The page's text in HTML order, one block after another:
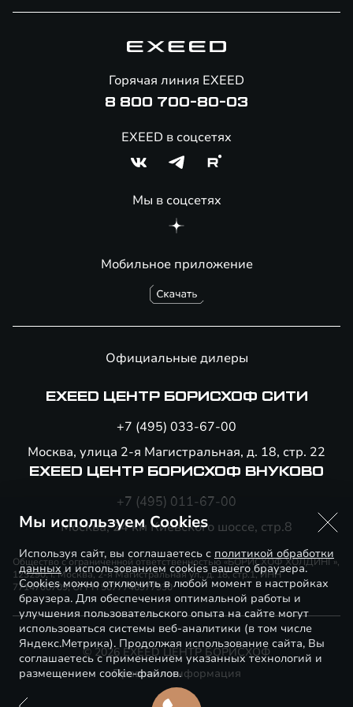
Помощь на дорогах
Специальные предложения
Мобильное приложение
Горячая линия EXEED
8 800 700-80-03
EXEED в соцсетях
Мы в соцсетях
Официальные дилеры
EXEED ЦЕНТР БОРИСХОФ СИТИ
+7 (495) 033-67-00
Москва, улица 2-я Магистральная, д. 18, стр. 22
EXEED ЦЕНТР БОРИСХОФ ВНУКОВО
+7 (495) 011-67-00
Москва, 24 км Киевского шоссе, стр.8
Общество с ограниченной ответственностью «БОРИСХОФ ХОЛДИНГ»,
123290, г. Москва, 2-я Магистральная ул., д. 18, стр.1, ИНН
7714700709, ОГРН 5077746977930
© 2026 EXEED ЦЕНТР БОРИСХОФ
Правовая информация
Мы используем Cookies
Используя сайт, вы соглашаетесь с политикой обработки
данныхи использованием cookies вашего браузера.
Cookies можно отключить в любой момент в настройках
браузера. Для обеспечения оптимальной работы и
улучшения пользовательского опыта на сайте могут
использоваться системы веб-аналитики (в том числе
Яндекс.Метрика). Продолжая использование сайта, Вы
соглашаетесь с применением указанных технологий и
размещением cookie-файлов.